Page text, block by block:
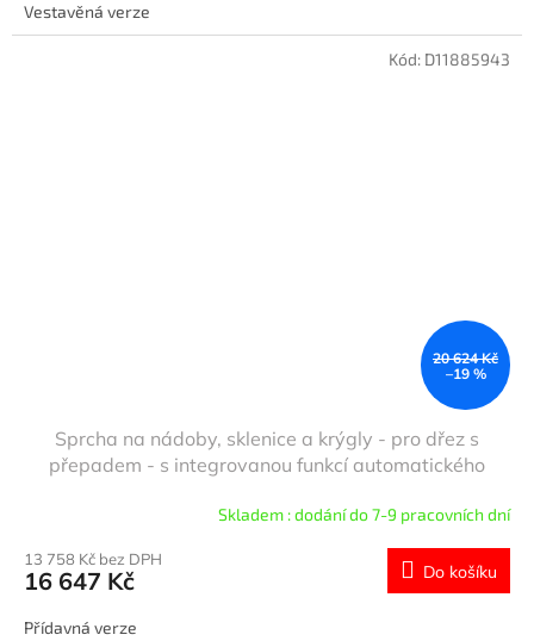
Vestavěná verze
20 624 Kč
–19 %
Sprcha na nádoby, sklenice a krýgly - pro dřez s
přepadem - s integrovanou funkcí automatického
Skladem : dodání do 7-9 pracovních dní
13 758 Kč bez DPH
16 647 Kč Do košíku
Přídavná verze
Kód: D11885943